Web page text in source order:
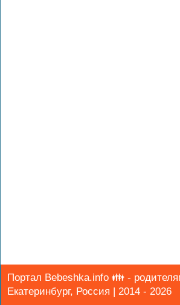
Портал Bebeshka.info 👪 -
Екатеринбург, Россия | 2014 - 2026